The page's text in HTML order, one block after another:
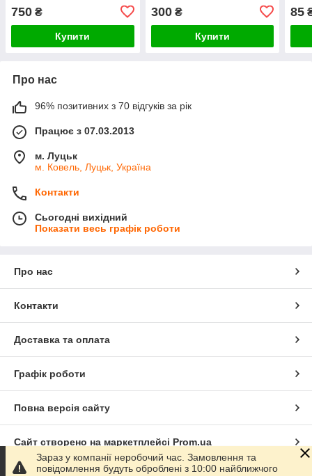
750 ₴
Купити
300₴
Купити
85
Про нас
96% позитивних з 70 відгуків за рік
Працює з 07.03.2013
м. Луцьк
м. Ковель, Луцьк, Україна
Контакти
Сьогодні вихідний
Показати весь графік роботи
Про нас
Контакти
Доставка та оплата
Графік роботи
Повна версія сайту
Сайт створено на маркетплейсі Prom.ua
Зараз у компанії неробочий час. Замовлення та
повідомлення будуть оброблені з 10:00 найближчого